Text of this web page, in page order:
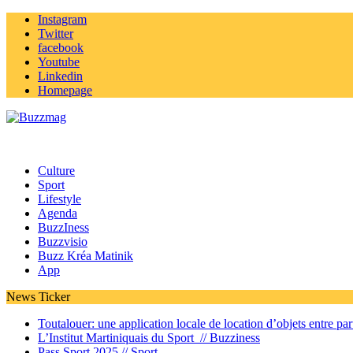
Instagram
Twitter
facebook
Youtube
Linkedin
Homepage
Culture
Sport
Lifestyle
Agenda
BuzzIness
Buzzvisio
Buzz Kréa Matinik
App
News Ticker
Toutalouer: une application locale de location d’objets entre
L’Institut Martiniquais du Sport //Buzziness